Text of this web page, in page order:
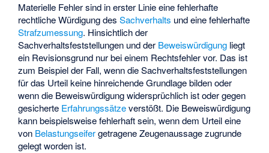
Materielle Fehler sind in erster Linie eine fehlerhafte
rechtliche Würdigung desSachverhalts und eine fehlerhafte
Strafzumessung. Hinsichtlich der
Sachverhaltsfeststellungen und der Beweiswürdigung liegt
ein Revisionsgrund nur bei einem Rechtsfehler vor. Das ist
zum Beispiel der Fall, wenn die Sachverhaltsfeststellungen
für das Urteil keine hinreichende Grundlage bilden oder
wenn die Beweiswürdigung widersprüchlich ist oder gegen
gesicherte Erfahrungssätzeverstößt. Die Beweiswürdigung
kann beispielsweise fehlerhaft sein, wenn dem Urteil eine
von Belastungseifergetragene Zeugenaussage zugrunde
gelegt worden ist.